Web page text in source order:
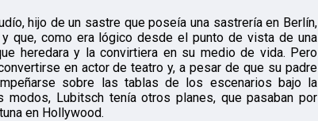
hijo de un sastre que poseía una sastrería en Berlín,
que, como era lógico desde el punto de vista de una
heredara y la convirtiera en su medio de vida. Pero
en actor de teatro y, a pesar de que su padre
sobre las tablas de los escenarios bajo la
modos, Lubitsch tenía otros planes, que pasaban por
en Hollywood.